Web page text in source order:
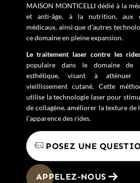
MAISON MONTICELLI dédié à la
et anti-âge, à la nutrition, aux
médicaux, ainsi que d’autres
ce domaine en pleine expansion.
Le traitement laser contre les
populaire dans le domaine de
esthétique, visant à atténuer
vieillissement cutané. Cette
utilise la technologie laser pour
de collagène, améliorer la texture de
l’apparence des rides.
POSEZ UNE
APPELEZ-NOUS